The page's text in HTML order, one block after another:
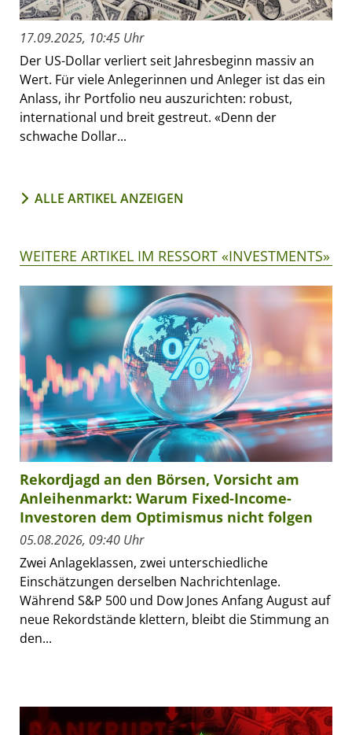
17.09.2025, 10:45 Uhr
Der US-Dollar verliert seit Jahresbeginn massiv an
Wert. Für viele Anlegerinnen und Anleger ist das ein
Anlass, ihr Portfolio neu auszurichten: robust,
international und breit gestreut. «Denn der
schwache Dollar...
ALLE ARTIKEL ANZEIGEN
WEITERE ARTIKEL IM RESSORT «INVESTMENTS»
Rekordjagd an den Börsen, Vorsicht am
Anleihenmarkt: Warum Fixed-Income-
Investoren dem Optimismus nicht folgen
05.08.2026, 09:40 Uhr
Zwei Anlageklassen, zwei unterschiedliche
Einschätzungen derselben Nachrichtenlage.
Während S&P 500 und Dow Jones Anfang August auf
neue Rekordstände klettern, bleibt die Stimmung an
den...